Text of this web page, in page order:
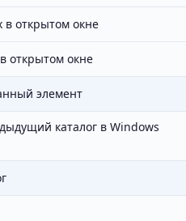
в открытом окне
открытом окне
элемент
каталог в Windows